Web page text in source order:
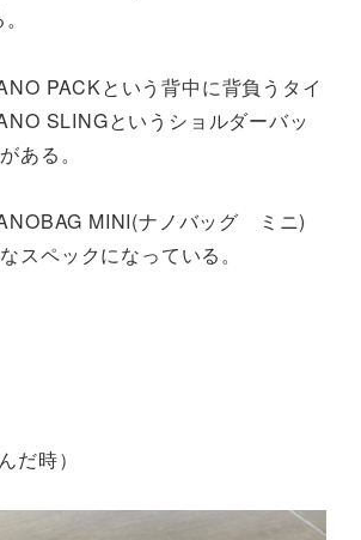
PACKという背中に背負うタイ
SLINGというショルダーバッ
ある。
MINI(ナノバッグ ミニ)
スペックになっている。
だ時）